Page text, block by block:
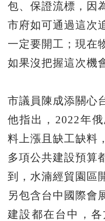
包、保證流標，因
市府如可通過這次
一定要開工；現在
如果沒把握這次機
市議員陳成添關心
他指出，2022年
料上漲且缺工缺料
多項公共建設預算
到，水湳經貿園區
另包含台中國際會
建設都在台中，